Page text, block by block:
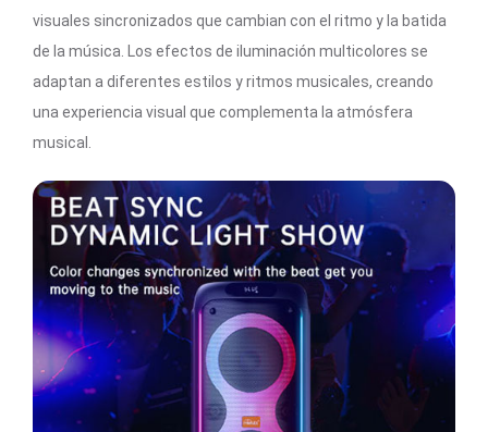
visuales sincronizados que cambian con el ritmo y la batida
de la música. Los efectos de iluminación multicolores se
adaptan a diferentes estilos y ritmos musicales, creando
una experiencia visual que complementa la atmósfera
musical.